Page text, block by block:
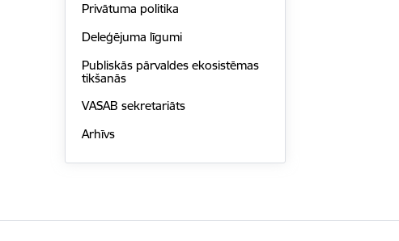
Privātuma politika
Deleģējuma līgumi
Publiskās pārvaldes ekosistēmas
tikšanās
VASAB sekretariāts
Arhīvs